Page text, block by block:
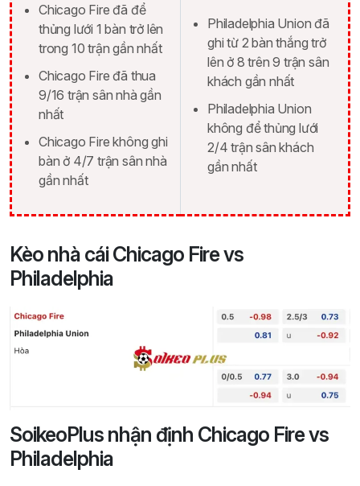
Chicago Fire đã để
thủng lưới 1 bàn trở lên
trong 10 trận gần nhất
Chicago Fire đã thua
9/16 trận sân nhà gần
nhất
Chicago Fire không ghi
bàn ở 4/7 trận sân nhà
gần nhất
Philadelphia Union đã
ghi từ 2 bàn thắng trở
lên ở 8 trên 9 trận sân
khách gần nhất
Philadelphia Union
không để thủng lưới
2/4 trận sân khách
gần nhất
Kèo nhà cái Chicago Fire vs
Philadelphia
SoikeoPlus nhận định Chicago Fire vs
Philadelphia